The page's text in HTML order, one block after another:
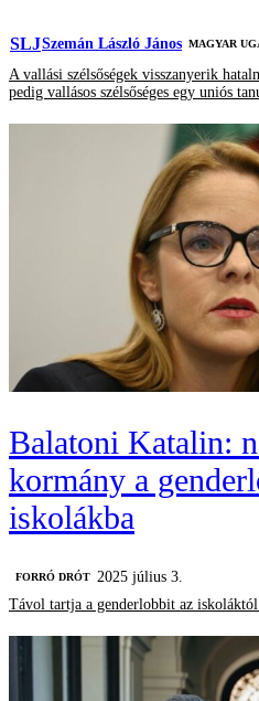
SLJSzemán László János MAGYAR
A vallási szélsőségek visszanyerik
pedig vallásos szélsőséges egy uniós
Balatoni Katalin:
kormány a
iskolákba
FORRÓ DRÓT
2025 július 3.
Távol tartja a genderlobbit az iskoláktól